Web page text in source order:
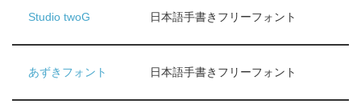
Studio twoG 日本語手書きフリーフォント
あずきフォント 日本語手書きフリーフォント